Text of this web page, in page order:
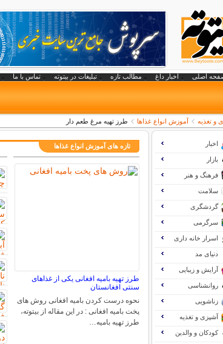
اصلی اخبار داغ مطالب تازه تبلیغات در بیتوته تماس با ما
و تغذیه آموزش انواع غذاها طرز تهیه مرغ طعم دار
تازه های آموزش انواع غذاها
طرز تهیه بامیه افغانی یکی از غذاهای
سنتی افغانستان
نحوه درست کردن بامیه افغانی روش های
پخت بامیه افغانی : در این مقاله از بیتوته،
طرز تهیه بامیه…
اخبار
بازار
فرهنگ و هنر
سلامت
گردشگری
سرگرمی
اسرار خانه داری
دنیای مد
آرایش و زیبایی
روانشناسی
زناشویی
آشپزی و تغذیه
کودکان و والدین